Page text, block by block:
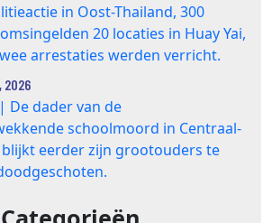
in Oost-Thailand, 300
20 locaties in Huay Yai,
arrestaties werden verricht.
2026
De dader van de
schoolmoord in Centraal-
eerder zijn grootouders te